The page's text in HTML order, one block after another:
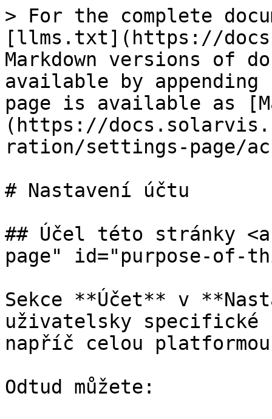
> For the complete
[llms.txt](https://
Markdown versions of
available by
page is available as
(https://
ration/settings-page/
# Nastavení účtu
## Účel této stránky
page" id="purpose-of-
Sekce **Účet** v
uživatelsky
napříč celou
Odtud můžete: